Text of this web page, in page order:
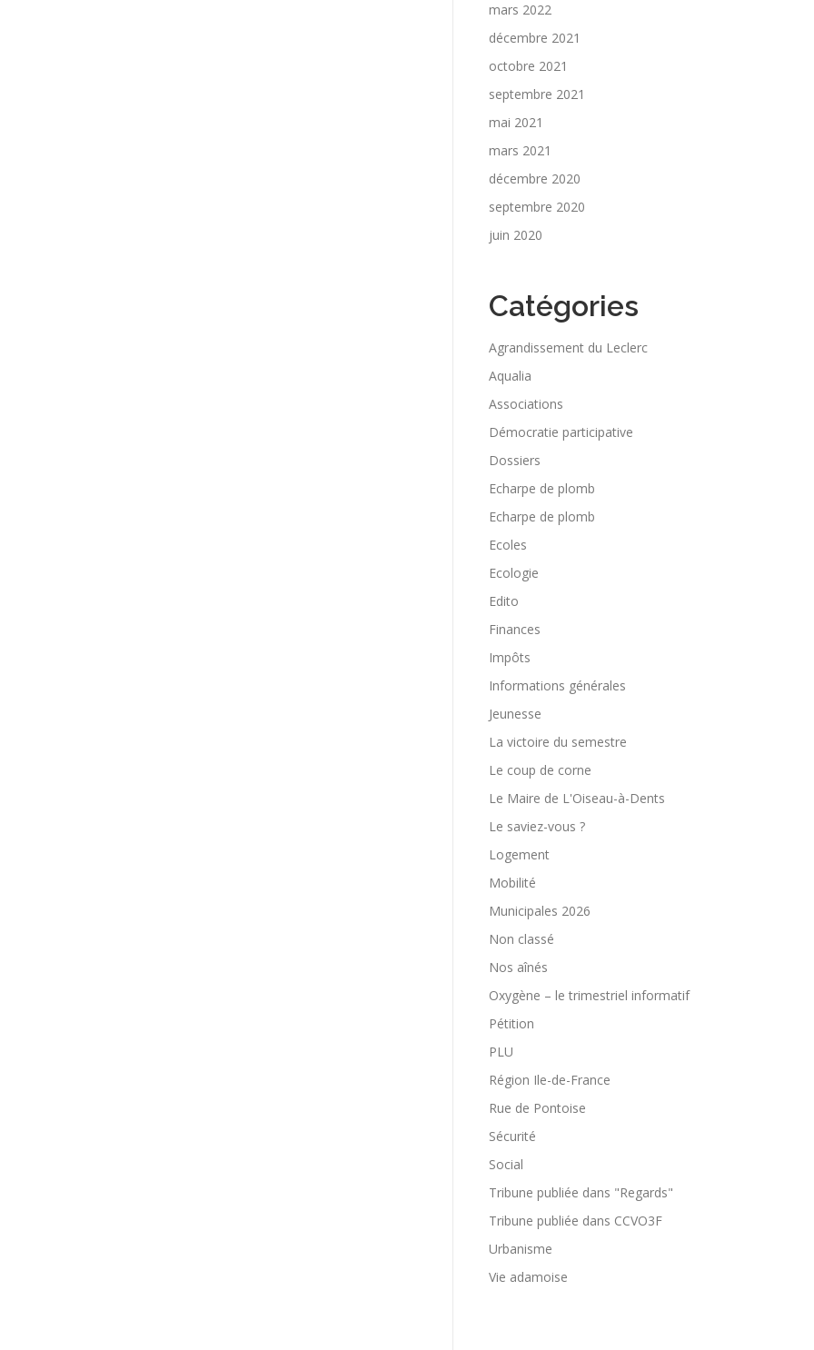
mars 2022
décembre 2021
octobre 2021
septembre 2021
mai 2021
mars 2021
décembre 2020
septembre 2020
juin 2020
Catégories
Agrandissement du Leclerc
Aqualia
Associations
Démocratie participative
Dossiers
Echarpe de plomb
Echarpe de plomb
Ecoles
Ecologie
Edito
Finances
Impôts
Informations générales
Jeunesse
La victoire du semestre
Le coup de corne
Le Maire de L'Oiseau-à-Dents
Le saviez-vous ?
Logement
Mobilité
Municipales 2026
Non classé
Nos aînés
Oxygène – le trimestriel informatif
Pétition
PLU
Région Ile-de-France
Rue de Pontoise
Sécurité
Social
Tribune publiée dans "Regards"
Tribune publiée dans CCVO3F
Urbanisme
Vie adamoise